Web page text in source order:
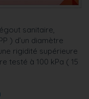
sanitaire,
) d’un diamètre
rigidité supérieure
testé à 100 kPa ( 15